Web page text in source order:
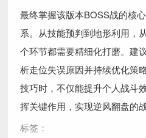
最终掌握该版本BOSS战的核
系。从技能预判到地形利用，
个环节都需要精细化打磨。建
析走位失误原因并持续优化策
技巧时，不仅能提升个人战斗
挥关键作用，实现逆风翻盘的战
标签：